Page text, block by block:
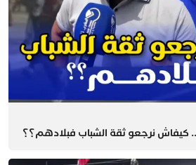
كيفاش نرجعو ثقة الشباب فبلادهم؟؟